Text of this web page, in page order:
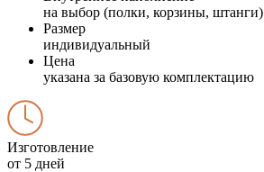
на выбор (полки, корзины, штанги)
Размер
индивидуальный
Цена
указана за базовую комплектацию
Изготовление
от 5 дней